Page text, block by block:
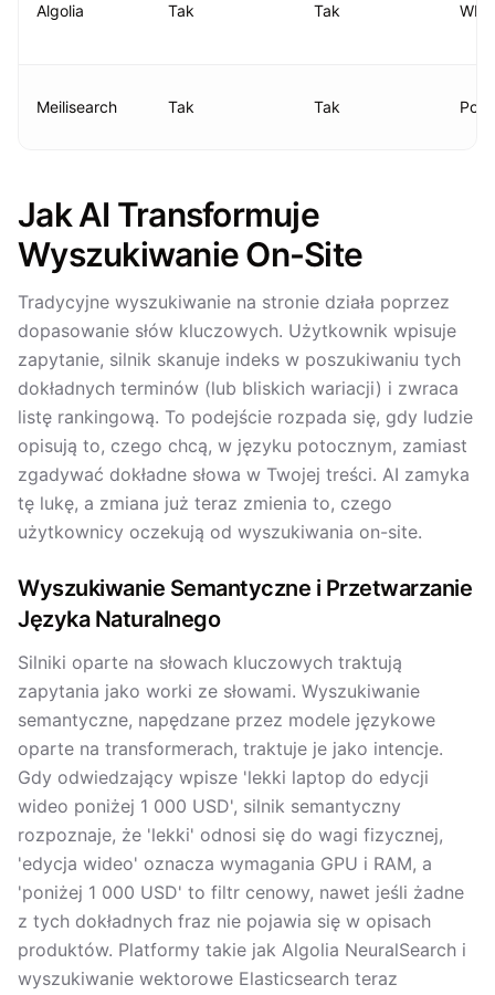
Algolia Tak Tak
Meilisearch Tak Tak
Jak AI Transformuje
Wyszukiwanie On-Site
Tradycyjne wyszukiwanie na stronie działa poprzez
dopasowanie słów kluczowych. Użytkownik wpisuje
zapytanie, silnik skanuje indeks w poszukiwaniu tych
dokładnych terminów (lub bliskich wariacji) i zwraca
listę rankingową. To podejście rozpada się, gdy ludzie
opisują to, czego chcą, w języku potocznym, zamiast
zgadywać dokładne słowa w Twojej treści. AI zamyka
tę lukę, a zmiana już teraz zmienia to, czego
użytkownicy oczekują od wyszukiwania on-site.
Wyszukiwanie Semantyczne i Przetwarzanie
Języka Naturalnego
Silniki oparte na słowach kluczowych traktują
zapytania jako worki ze słowami. Wyszukiwanie
semantyczne, napędzane przez modele językowe
oparte na transformerach, traktuje je jako intencje.
Gdy odwiedzający wpisze 'lekki laptop do edycji
wideo poniżej 1 000 USD', silnik semantyczny
rozpoznaje, że 'lekki' odnosi się do wagi fizycznej,
'edycja wideo' oznacza wymagania GPU i RAM, a
'poniżej 1 000 USD' to filtr cenowy, nawet jeśli żadne
z tych dokładnych fraz nie pojawia się w opisach
produktów. Platformy takie jak Algolia NeuralSearch i
wyszukiwanie wektorowe Elasticsearch teraz